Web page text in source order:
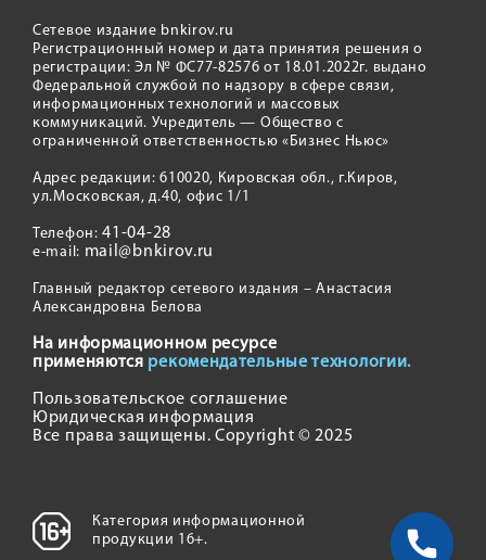
Сетевое издание bnkirov.ru
Регистрационный номер и дата принятия решения о
регистрации: Эл № ФС77-82576 от 18.01.2022г. выдано
Федеральной службой по надзору в сфере связи,
информационных технологий и массовых
коммуникаций. Учредитель — Общество с
ограниченной ответственностью «Бизнес Ньюс»
Адрес редакции: 610020, Кировская обл., г.Киров,
ул.Московская, д.40, офис 1/1
Телефон:41-04-28
e-mail: mail@bnkirov.ru
Главный редактор сетевого издания – Анастасия
Александровна Белова
На информационном ресурсе
применяются рекомендательные технологии.
Пользовательское соглашение
Юридическая информация
Все права защищены. Copyright © 2025
Категория информационной
продукции 16+.